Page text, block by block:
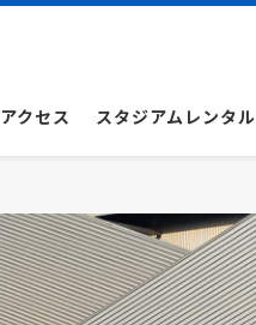
アクセス スタジアムレンタル